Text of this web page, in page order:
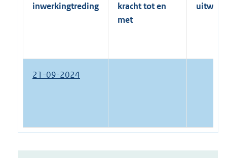
inwerkingtreding
kracht tot en
met
21-09-2024